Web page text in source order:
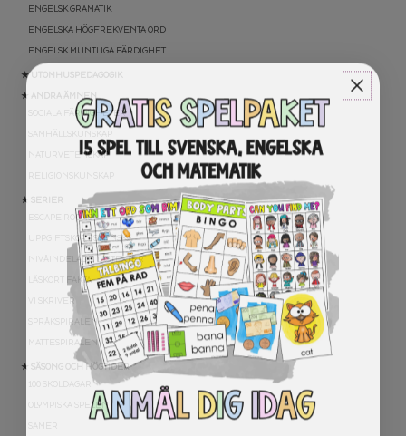
ENGELSK GRAMATIK
ENGELSKA HÖGFREKVENTA ORD
ENGELSK MUNTLIGA FÄRDIGHET
★ UTOMHUSPEDAGOGIK
★ ANDRA ÄMNEN
SOCIALA FÄRDIGHETER
NATURVETENSKAP
★ SERIER
ESCAPE ROOMS
UPPGIFTSKORT SVENSKA
NIVÅINDELADE LÄSTEXTER
LÄSKORT FAKTA
VI SKRIVER
SPRÅKSPIRALEN
MATTESPIRALEN
★ SÄSONG OCH HÖGTIDER
OLYMPISKA SPELEN